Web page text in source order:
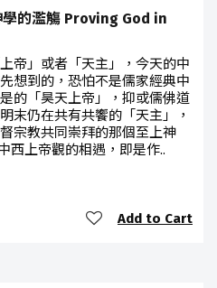
學的濫觴 Proving God in
帝」或者「天主」，今天的中
想到的，恐怕不是儒家經典中
的「昊天上帝」，抑或儒佛道
末仍在共有共饗的「天主」，
宗教共同崇拜的那個至上神
西上帝觀的相遇，即是作..
Add to Cart